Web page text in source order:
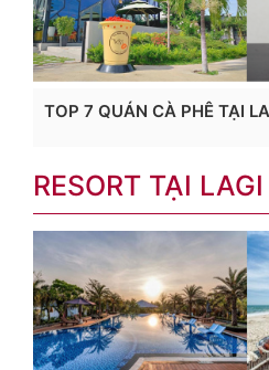
TOP 7 QUÁN CÀ PHÊ TẠI
RESORT TẠI LAGI